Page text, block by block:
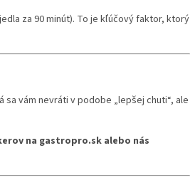
za 90 minút). To je kľúčový faktor, ktorý
vám nevráti v podobe „lepšej chuti“, ale
na gastropro.sk alebo nás